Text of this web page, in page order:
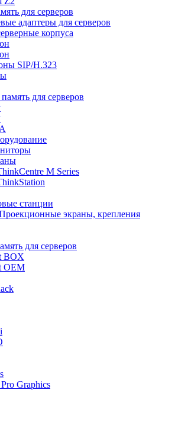
для серверов
адаптеры для серверов
корпуса
SIP/H.323
для серверов
M Series
станции
экраны, крепления
для серверов
BOX
OEM
Graphics